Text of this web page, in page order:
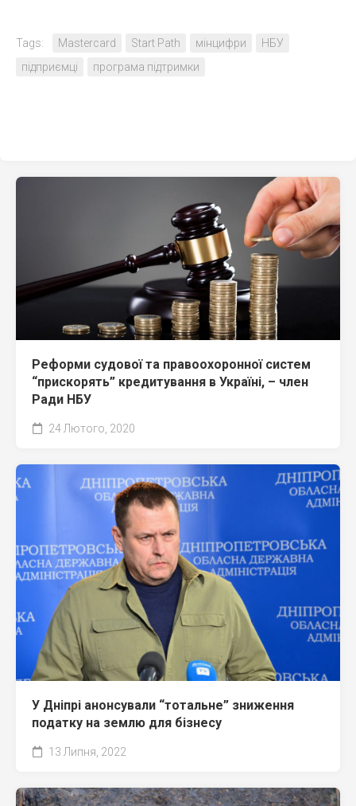
Tags: Mastercard Start Path мінцифри
НБУ
підприємці
програма підтримки
Реформи судової та правоохоронної систем
“прискорять” кредитування в Україні, – член
Ради НБУ
24 Лютого, 2020
У Дніпрі анонсували “тотальне” зниження
податку на землю для бізнесу
13 Липня, 2022